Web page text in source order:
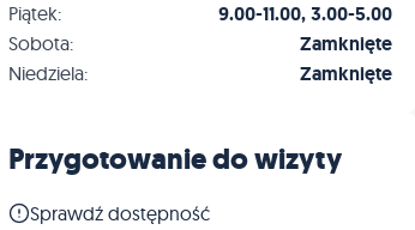
Piątek: 9.00-11.00, 3.00-5.00
Sobota: Zamknięte
Niedziela: Zamknięte
Przygotowanie do wizyty
Sprawdź dostępność